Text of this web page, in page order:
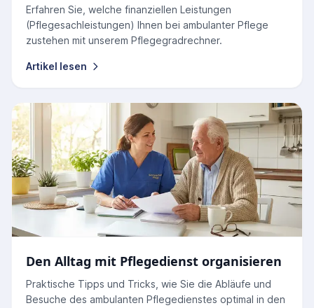
Erfahren Sie, welche finanziellen Leistungen
(Pflegesachleistungen) Ihnen bei ambulanter Pflege
zustehen mit unserem Pflegegradrechner.
Artikel lesen
Den Alltag mit Pflegedienst organisieren
Praktische Tipps und Tricks, wie Sie die Abläufe und
Besuche des ambulanten Pflegedienstes optimal in den